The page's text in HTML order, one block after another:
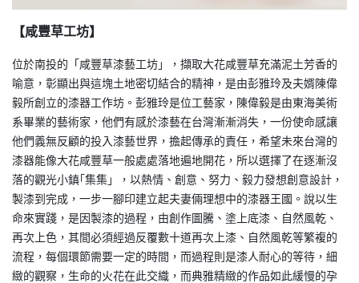
【咸豐草工坊】
位於南投的「咸豐草漆藝工坊」，擷取大花咸豐草充滿泥土芳香的
喻意，彰顯出與這塊土地密切結合的精神，是由彭雅玲及夫婿陳偉
毅所創立的漆器工作坊。彭雅玲是位工藝家，陳偉毅是由東海美術
系畢業的藝術家，他們有感於漆藝在台灣漸漸消失，一份使命感讓
他們義無反顧的投入漆藝世界，擔起傳承的責任，希望未來台灣的
漆器能像大花咸豐草一般處處落地遍地開花，所以選擇了在逐漸沒
落的觀光小鎮｢集集」，以熱情、創意、努力、毅力發想創意設計，
製漆到完成，一步一腳印建立起夫妻倆理想中的漆器王國。說以生
命來實踐，是因製漆的過程，由創作圖騰、塗上底漆、自然風乾、
再次上色，其間必須經過反覆數十道再次上漆、自然風乾等繁複的
流程，每個環節需要一定的時間，而過程則是漆人耐心的等待，細
緻的觀察，生命的火花在此交織，而典雅精緻的作品如此緩慢的孕